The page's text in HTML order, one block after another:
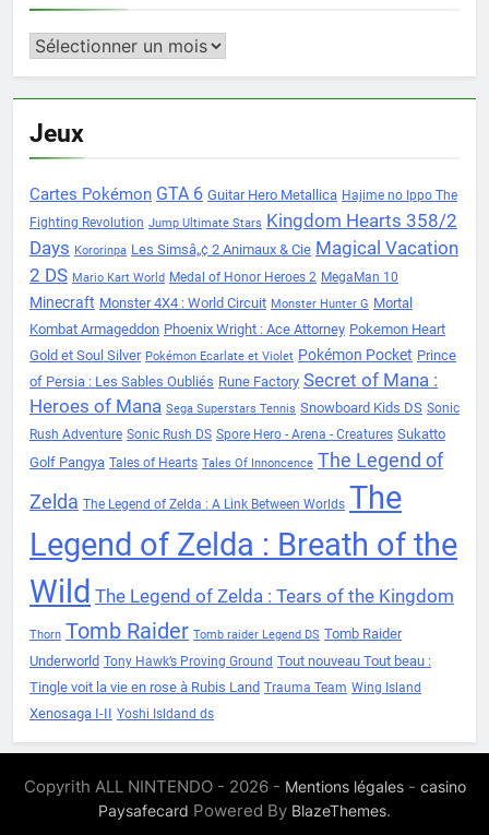
Archives
Jeux
Cartes Pokémon GTA 6 Guitar Hero Metallica Hajime no Ippo The
Fighting Revolution Jump Ultimate Stars Kingdom Hearts 358/2
Days Kororinpa Les Simsâ„¢ 2 Animaux & Cie Magical Vacation
2 DS Mario Kart World Medal of Honor Heroes 2 MegaMan 10
Minecraft Monster 4X4 : World Circuit Monster Hunter G Mortal
Kombat Armageddon Phoenix Wright : Ace Attorney Pokemon Heart
Gold et Soul Silver Pokémon Ecarlate et Violet Pokémon Pocket Prince
of Persia : Les Sables Oubliés Rune Factory Secret of Mana :
Heroes of Mana Sega Superstars Tennis Snowboard Kids DS Sonic
Rush Adventure Sonic Rush DS Spore Hero - Arena - Creatures Sukatto
Golf Pangya Tales of Hearts Tales Of Innoncence The Legend of
Zelda The Legend of Zelda : A Link Between Worlds The
Legend of Zelda : Breath of the
Wild The Legend of Zelda : Tears of the Kingdom
Thorn Tomb Raider Tomb raider Legend DS Tomb Raider
Underworld Tony Hawk’s Proving Ground Tout nouveau Tout beau :
Tingle voit la vie en rose à Rubis Land Trauma Team Wing Island
Xenosaga I-II Yoshi Isldand ds
Copyrith ALL NINTENDO - 2026 - Mentions légales- casino
Paysafecard Powered By BlazeThemes.